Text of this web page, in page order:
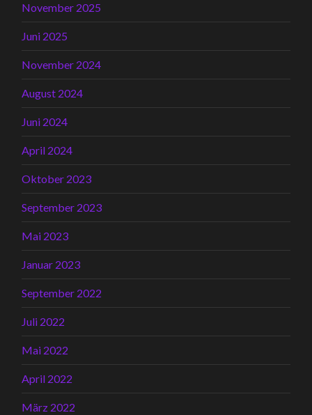
November 2025
Juni 2025
November 2024
August 2024
Juni 2024
April 2024
Oktober 2023
September 2023
Mai 2023
Januar 2023
September 2022
Juli 2022
Mai 2022
April 2022
März 2022